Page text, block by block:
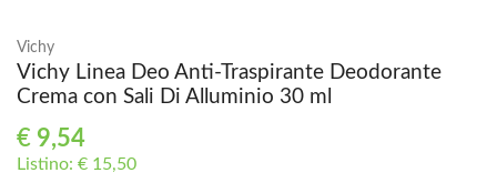
Vichy
Vichy Linea Deo Anti-Traspirante Deodorante
Crema con Sali Di Alluminio 30 ml
€ 9,54
Listino: € 15,50